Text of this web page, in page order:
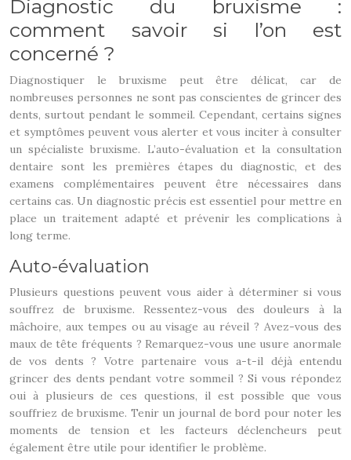
Diagnostic du bruxisme :
comment savoir si l’on est
concerné ?
Diagnostiquer le bruxisme peut être délicat, car de
nombreuses personnes ne sont pas conscientes de grincer des
dents, surtout pendant le sommeil. Cependant, certains signes
et symptômes peuvent vous alerter et vous inciter à consulter
un spécialiste bruxisme. L’auto-évaluation et la consultation
dentaire sont les premières étapes du diagnostic, et des
examens complémentaires peuvent être nécessaires dans
certains cas. Un diagnostic précis est essentiel pour mettre en
place un traitement adapté et prévenir les complications à
long terme.
Auto-évaluation
Plusieurs questions peuvent vous aider à déterminer si vous
souffrez de bruxisme. Ressentez-vous des douleurs à la
mâchoire, aux tempes ou au visage au réveil ? Avez-vous des
maux de tête fréquents ? Remarquez-vous une usure anormale
de vos dents ? Votre partenaire vous a-t-il déjà entendu
grincer des dents pendant votre sommeil ? Si vous répondez
oui à plusieurs de ces questions, il est possible que vous
souffriez de bruxisme. Tenir un journal de bord pour noter les
moments de tension et les facteurs déclencheurs peut
également être utile pour identifier le problème.